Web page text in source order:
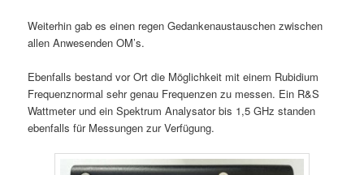
Weiterhin gab es einen regen Gedankenaustauschen zwischen
allen Anwesenden OM’s.
Ebenfalls bestand vor Ort die Möglichkeit mit einem Rubidium
Frequenznormal sehr genau Frequenzen zu messen. Ein R&S
Wattmeter und ein Spektrum Analysator bis 1,5 GHz standen
ebenfalls für Messungen zur Verfügung.